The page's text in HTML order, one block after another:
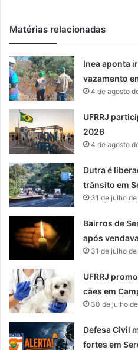
Matérias relacionadas
Inea aponta
vazamento
4 de agosto
UFRRJ
2026
4 de agosto
Dutra é
trânsito em
31 de julho
Bairros de
após
31 de julho
UFRRJ
cães em
30 de julho
Defesa Civil
fortes em